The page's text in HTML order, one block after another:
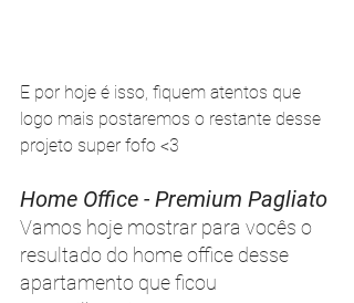
E por hoje é isso, fiquem atentos que
logo mais postaremos o restante desse
projeto super fofo <3
Home Office - Premium Pagliato
Vamos hoje mostrar para vocês o
resultado do home office desse
apartamento que ficou